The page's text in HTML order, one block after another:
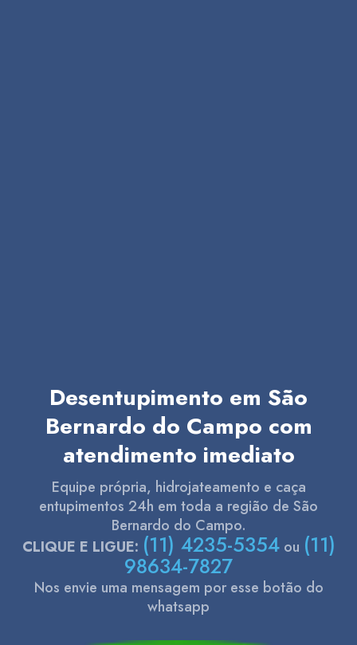
Desentupimento em São
Bernardo do Campo com
atendimento imediato
Equipe própria, hidrojateamento e caça
entupimentos 24h em toda a região de São
Bernardo do Campo.
CLIQUE E LIGUE: (11) 4235-5354ou (11)
98634-7827
Nos envie uma mensagem por esse botão do
whatsapp